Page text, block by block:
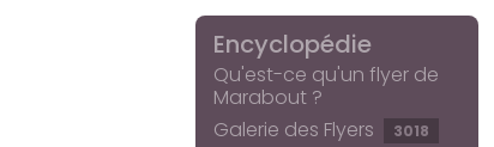
Encyclopédie
Qu'est-ce qu'un flyer de
Marabout ?
Galerie des Flyers
3018